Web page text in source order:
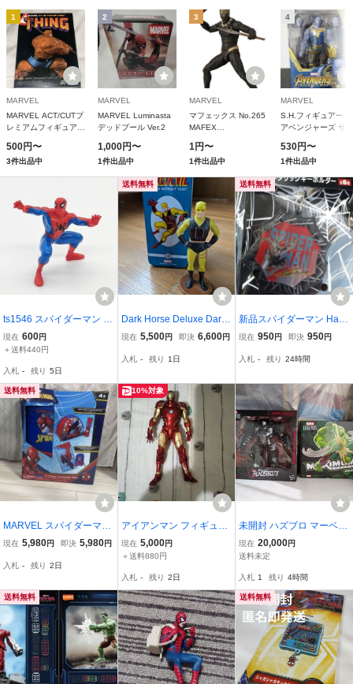
1
MARVEL
MARVEL ACT/CUTプ
レミアムフィギュア
500円〜
3件出品中
2
MARVEL
MARVEL Luminasta
デッドプール Ver.2
1,000円〜
1件出品中
3
MARVEL
マフェックス No.265
MAFEX
ィコムトイ]
1円〜
1件出品中
4
MARVEL
S.H.フィギュアーツ
アベンジャーズ サノ
ンフィニティウォー)
約190mm PVCABS
塗装済み可動フィギ
ア
530円〜
1件出品中
ts1546 スパイダーマン フ
ィギュア 約9cm MARVEL
1996 レトロ
現在 600円
＋送料440円
入札 - 残り 5日
送料無料
Dark Horse Deluxe Dare
devil #4 デアデビル 世界
ARVEL マーベル
現在 5,500円 即決 6,600円
入札 - 残り 1日
送料無料
新品スパイダーマン Hap
pyくじ メタリックキーホ
MARVEL マーベル
現在 950円 即決 950円
入札 - 残り 24時間
送料無料
MARVEL スパイダーマン
4点キャンプセット テン
現在 5,980円 即決 5,980円
入札 - 残り 2日
10%対象
アイアンマン フィギュア
アクションフィギュア
現在 5,000円
＋送料880円
入札 - 残り 2日
未開封 ハズブロ マーベル
レジェンド ハルク(マキシ
マムシリーズ)&パニッシ
バスターアーマー) サン
ダーボルツ
現在 20,000円
送料未定
入札 1 残り 4時間
送料無料 送料無料